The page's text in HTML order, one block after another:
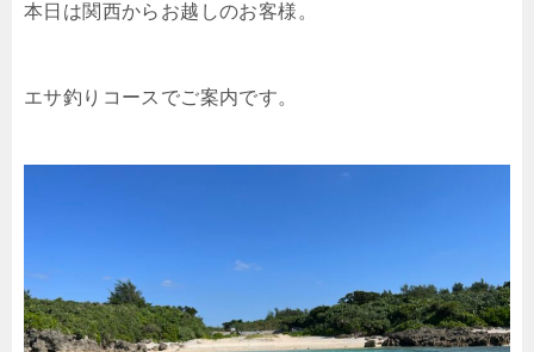
本日は関西からお越しのお客様。
エサ釣りコースでご案内です。